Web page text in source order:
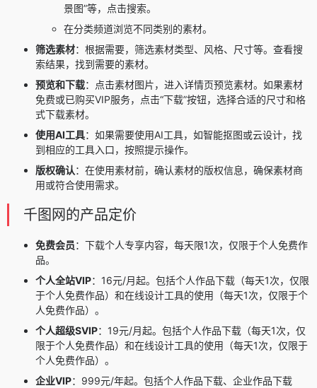
景图”等，点击搜索。
在分类频道浏览不同类别的素材。
筛选素材：根据需要，筛选素材类型、风格、尺寸等。查看搜
索结果，找到需要的素材。
预览和下载：点击素材图片，进入详情页预览素材。如果素材
免费或已购买VIP服务，点击“下载”按钮，选择合适的尺寸和格
式下载素材。
使用AI工具：如果需要使用AI工具，如智能抠图或云设计，找
到相应的工具入口，按照提示操作。
版权确认：在使用素材前，确认素材的版权信息，确保素材商
用或符合使用需求。
千图网的产品定价
免费会员：下载个人专享内容，每天限1次，仅限于个人免费作
品。
个人全站VIP：16元/月起。包括个人作品下载（每天1次，仅限
于个人免费作品）和在线设计工具的使用（每天1次，仅限于个
人免费作品）。
个人超级SVIP：19元/月起。包括个人作品下载（每天1次，仅
限于个人免费作品）和在线设计工具的使用（每天1次，仅限于
个人免费作品）。
企业VIP：999元/年起。包括个人作品下载、企业作品下载